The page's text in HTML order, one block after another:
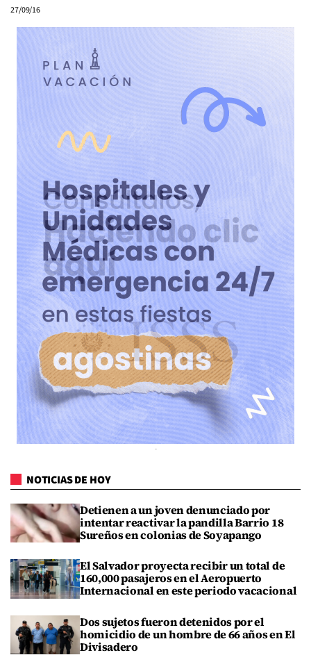
27/09/16
NOTICIAS DE HOY
Detienen a un joven denunciado por
intentar reactivar la pandilla Barrio 18
Sureños en colonias de Soyapango
El Salvador proyecta recibir un total de
160,000 pasajeros en el Aeropuerto
Internacional en este periodo vacacional
Dos sujetos fueron detenidos por el
homicidio de un hombre de 66 años en El
Divisadero